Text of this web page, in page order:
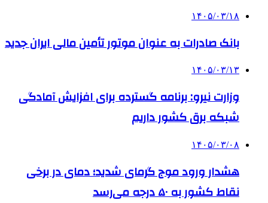
۱۴۰۵/۰۳/۱۸
بانک صادرات به‌ عنوان موتور تأمین مالی ایران جدید
۱۴۰۵/۰۳/۱۳
وزارت نیرو: برنامه‌ گسترده برای افزایش آمادگی
شبکه برق کشور داریم
۱۴۰۵/۰۳/۰۸
هشدار ورود موج گرمای شدید؛ دمای در برخی
نقاط کشور به ۵۰ درجه می‌رسد